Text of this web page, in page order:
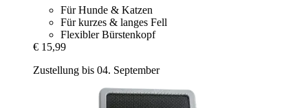
Für Hunde & Katzen
Für kurzes & langes Fell
Flexibler Bürstenkopf
€ 15,99
Zustellung bis 04. September